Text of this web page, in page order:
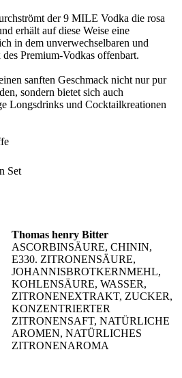
der 9 MILE Vodka die rosa
erhält auf diese Weise eine
in dem unverwechselbaren und
Premium-Vodkas offenbart.
sanften Geschmack nicht nur pur
sondern bietet sich auch
Longsdrinks und Cocktailkreationen
Set
Thomas henry Bitter
ASCORBINSÄURE, CHININ,
E330. ZITRONENSÄURE,
JOHANNISBROTKERNMEHL,
KOHLENSÄURE, WASSER,
ZITRONENEXTRAKT, ZUCKER,
KONZENTRIERTER
ZITRONENSAFT, NATÜRLICHE
AROMEN, NATÜRLICHES
ZITRONENAROMA